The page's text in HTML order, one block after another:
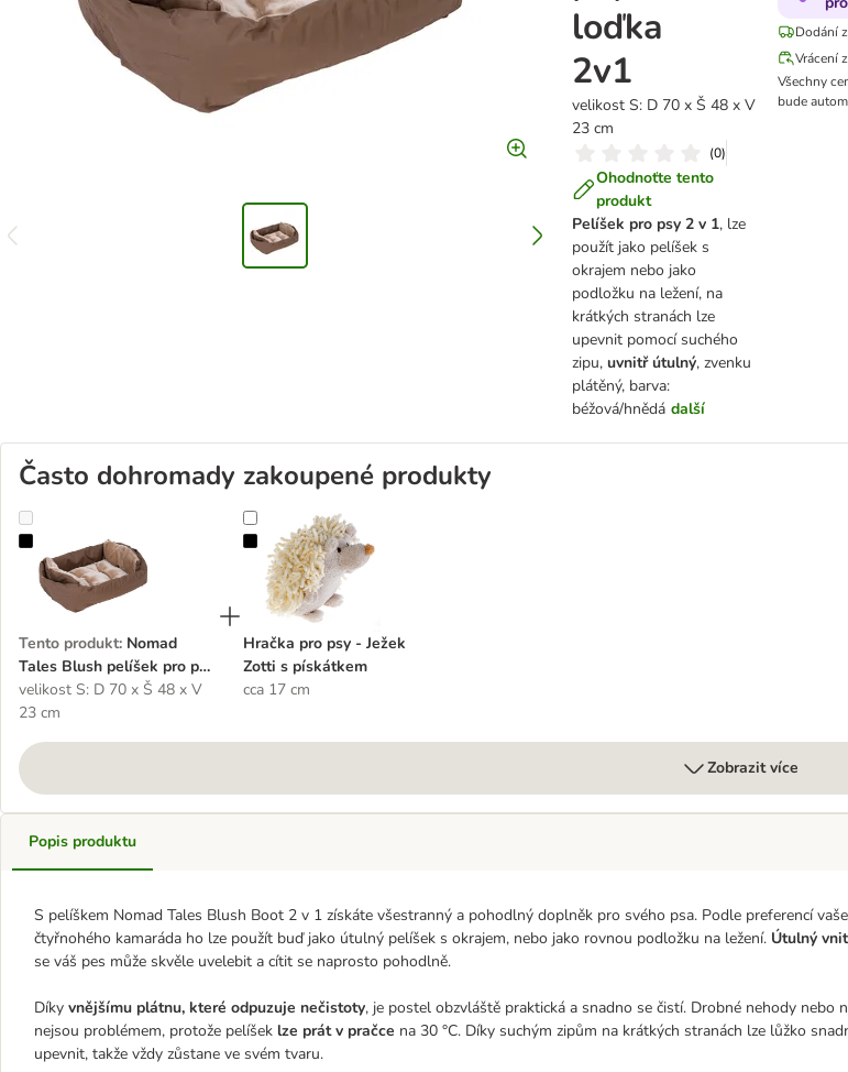
loďka
2v1
velikost S: D 70 x Š 48 x V
23 cm
(0)
Ohodnoťte tento
produkt
Pelíšek pro psy 2 v 1, lze
použít jako pelíšek s
okrajem nebo jako
podložku na ležení, na
krátkých stranách lze
upevnit pomocí suchého
zipu,uvnitř útulný, zvenku
plátěný, barva:
béžová/hnědá další
Dodání
Vrácení
Všechny
bude
Často dohromady zakoupené produkty
Nomad Tales Blush pelíšek pro psy loďka 2v1
Tento produkt: Nomad
Tales Blush pelíšek pro psy
loďka 2v1
velikost S: D 70 x Š 48 x V
23 cm
Hračka pro psy - Ježek Zotti s pískátkem
Hračka pro psy - Ježek
Zotti s pískátkem
cca 17 cm
Zobrazit více
Popis produktu
S pelíškem Nomad Tales Blush Boot 2 v 1 získáte všestranný a pohodlný doplněk pro svého psa. Podle preferencí
čtyřnohého kamaráda ho lze použít buď jako útulný pelíšek s okrajem, nebo jako rovnou podložku na ležení. Útulný
se váš pes může skvěle uvelebit a cítit se naprosto pohodlně.
Díky vnějšímu plátnu, které odpuzuje nečistoty, je postel obzvláště praktická a snadno se čistí. Drobné nehody nebo
nejsou problémem, protože pelíšek lze prát v pračce na 30 °C. Díky suchým zipům na krátkých stranách lze lůžko
upevnit, takže vždy zůstane ve svém tvaru.